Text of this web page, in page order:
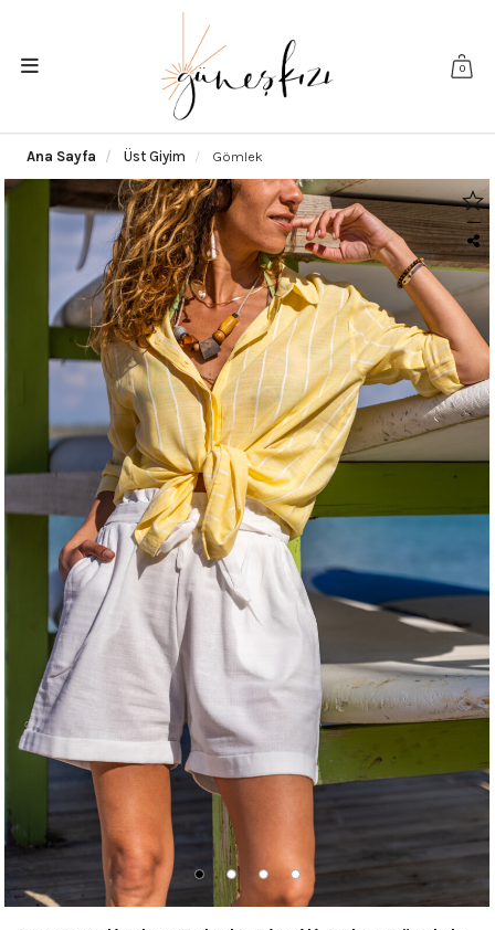
0
Ana Sayfa Üst Giyim Gömlek